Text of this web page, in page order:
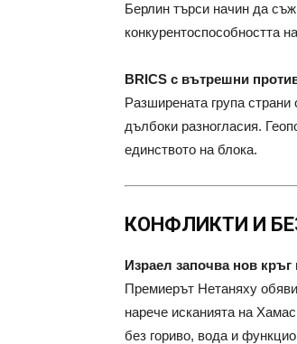
Берлин търси начин да
конкурентоспособността
BRICS с вътрешни
Разширената група
дълбоки разногласия.
единството на блока.
КОНФЛИКТИ И
Израел започва нов
Премиерът Нетаняху
нарече исканията на
без гориво, вода и